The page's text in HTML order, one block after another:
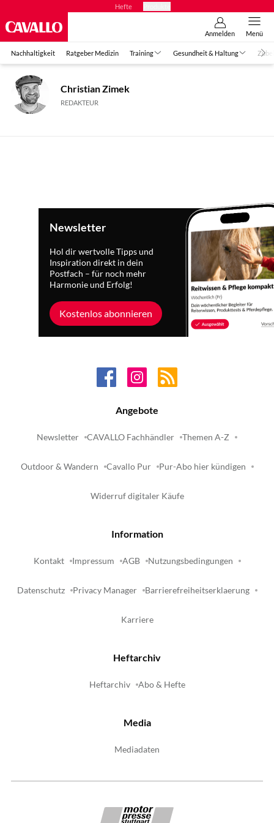
Hefte
Anmelden Menü
Nachhaltigkeit Ratgeber Medizin Training Gesundheit & Haltung
Christian Zimek
REDAKTEUR
Newsletter
Hol dir wertvolle Tipps und
Inspiration direkt in dein
Postfach – für noch mehr
Harmonie und Erfolg!
Kostenlos abonnieren
Angebote
Newsletter CAVALLO Fachhändler Themen A-Z
Outdoor & Wandern Cavallo Pur Pur-Abo hier kündigen
Widerruf digitaler Käufe
Information
Kontakt Impressum AGB Nutzungsbedingungen
Datenschutz Privacy Manager Barrierefreiheitserklaerung
Karriere
Heftarchiv
Heftarchiv Abo & Hefte
Media
Mediadaten